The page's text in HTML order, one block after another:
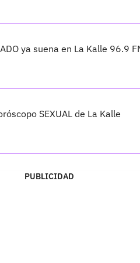
ya suena en La Kalle 96.9
SEXUAL de La Kalle
PUBLICIDAD